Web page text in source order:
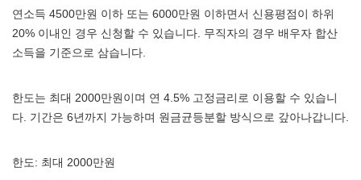
연소득 4500만원 이하 또는 6000만원 이하면서 신용평점이 하위
20% 이내인 경우 신청할 수 있습니다. 무직자의 경우 배우자 합산
소득을 기준으로 삼습니다.
한도는 최대 2000만원이며 연 4.5% 고정금리로 이용할 수 있습니
다. 기간은 6년까지 가능하며 원금균등분할 방식으로 갚아나갑니다.
한도: 최대 2000만원